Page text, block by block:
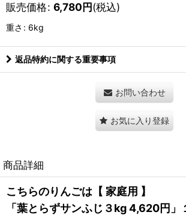
販売価格: 6,780円(税込)
重さ : 6kg
返品特約に関する重要事項
お問い合わせ
お気に入り登録
商品詳細
こちらのりんごは【 家庭用 】
「葉とらずサンふじ３kg 4,620円」